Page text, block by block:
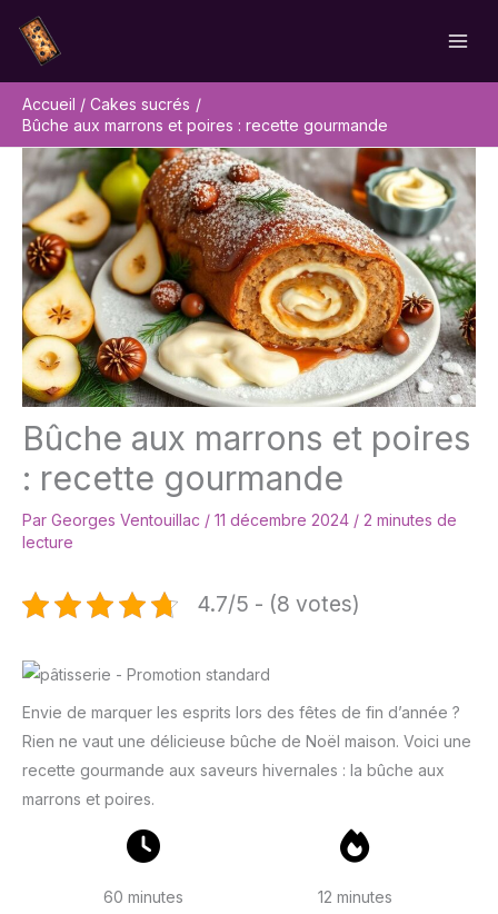
contenu
Accueil
Cakes sucrés
Bûche aux marrons et poires : recette gourmande
Bûche aux marrons et poires
: recette gourmande
Par Georges Ventouillac / 11 décembre 2024 / 2 minutes de
lecture
4.7/5 - (8 votes)
Envie de marquer les esprits lors des fêtes de fin d’année ?
Rien ne vaut une délicieuse bûche de Noël maison. Voici une
recette gourmande aux saveurs hivernales : la bûche aux
marrons et poires.
60 minutes 12 minutes
Rechercher